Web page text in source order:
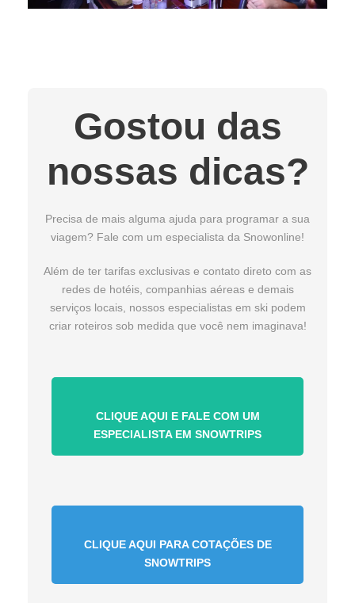
Gostou das
nossas dicas?
Precisa de mais alguma ajuda para programar a sua
viagem? Fale com um especialista da Snowonline!
Além de ter tarifas exclusivas e contato direto com as
redes de hotéis, companhias aéreas e demais
serviços locais, nossos especialistas em ski podem
criar roteiros sob medida que você nem imaginava!
CLIQUE AQUI E FALE COM UM
ESPECIALISTA EM SNOWTRIPS
CLIQUE AQUI PARA COTAÇÕES DE
SNOWTRIPS